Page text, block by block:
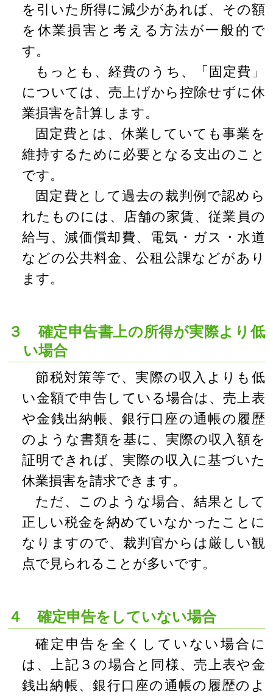
を引いた所得に減少があれば、その額
を休業損害と考える方法が一般的で
す。
もっとも、経費のうち、「固定費」
については、売上げから控除せずに休
業損害を計算します。
固定費とは、休業していても事業を
維持するために必要となる支出のこと
です。
固定費として過去の裁判例で認めら
れたものには、店舗の家賃、従業員の
給与、減価償却費、電気・ガス・水道
などの公共料金、公租公課などがあり
ます。
３ 確定申告書上の所得が実際より低
い場合
節税対策等で、実際の収入よりも低
い金額で申告している場合は、売上表
や金銭出納帳、銀行口座の通帳の履歴
のような書類を基に、実際の収入額を
証明できれば、実際の収入に基づいた
休業損害を請求できます。
ただ、このような場合、結果として
正しい税金を納めていなかったことに
なりますので、裁判官からは厳しい観
点で見られることが多いです。
４ 確定申告をしていない場合
確定申告を全くしていない場合に
は、上記３の場合と同様、売上表や金
銭出納帳、銀行口座の通帳の履歴のよ